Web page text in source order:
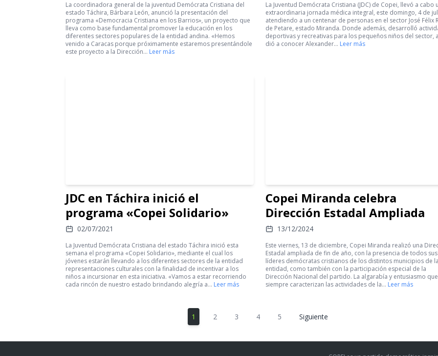
La coordinadora general de la juventud Demócrata Cristiana del
estado Táchira, Bárbara León, anunció la presentación del
programa «Democracia Cristiana en los Barrios», un proyecto que
lleva como base fundamental promover la educación en los
diferentes sectores populares de la entidad andina. «Hemos
venido a Caracas porque próximamente estaremos presentándole
este proyecto a la Dirección… Leer más
La Juventud Demócrata Cristiana (JDC) de Copei, llevó a cabo
extraordinaria jornada médica integral, este domingo, 4 de
atendiendo a un centenar de personas en el sector José Félix
de Petare, estado Miranda. Donde además, desarrolló
deportivas y recreativas para los pequeños niños del sector,
dió a conocer Alexander… Leer más
JDC en Táchira inició el
programa «Copei Solidario»
02/07/2021
La Juventud Demócrata Cristiana del estado Táchira inició esta
semana el programa «Copei Solidario», mediante el cual los
jóvenes estarán llevando a los diferentes sectores de la entidad
representaciones culturales con la finalidad de incentivar a los
niños a incursionar en esta iniciativa. «Vamos a estar recorriendo
cada rincón de nuestro estado brindando alegría a… Leer más
Copei Miranda celebra
Dirección Estadal Ampliada
13/12/2024
Este viernes, 13 de diciembre, Copei Miranda realizó una
Estadal ampliada de fin de año, con la presencia de todos sus
líderes demócratas cristianos de los distintos municipios de la
entidad, como también con la participación especial de la
Dirección Nacional del partido. La algarabía y entusiasmo que
siempre caracterizan las actividades de la… Leer más
1 2 3 4 5 Siguiente